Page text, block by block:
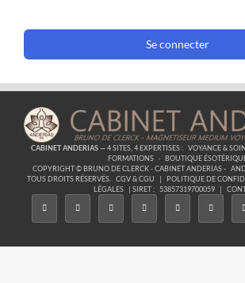
Se connecter
CABINET ANDERIAS— 4 SITES, 4 EXPERTISES : VOYANCE &
FORMATIONS · BOUTIQUE
COPYRIGHT © BRUNO DE CLERCK - CABINET ANDERIAS -
TOUS DROITS RÉSERVÉS.
CGV & CGU | POLITIQUE DE
LÉGALES
| SIRET : 53857319700059 |